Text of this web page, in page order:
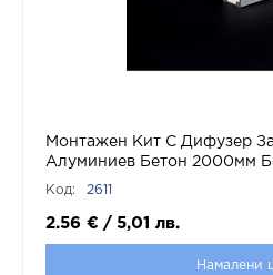
Монтажен Kит С Дифузер
Алуминиев Бетон 2000мм
TAC
Код: 2611
2.56 € / 5,01 лв.
Намалени